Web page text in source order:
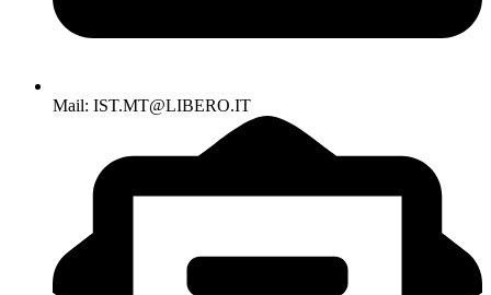
Mail: IST.MT@LIBERO.IT